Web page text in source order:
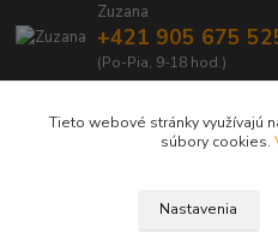
Zuzana
+421 905 675
(Po-Pia, 9-18 hod.)
Tieto webové stránky využívajú
súbory cookies.
Nastavenia